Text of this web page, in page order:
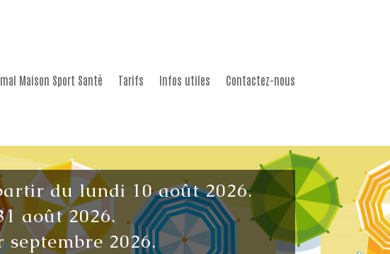
Maison Sport Santé Tarifs Infos utiles Contactez-nous
du lundi 10 août 2026.
août 2026.
2026.